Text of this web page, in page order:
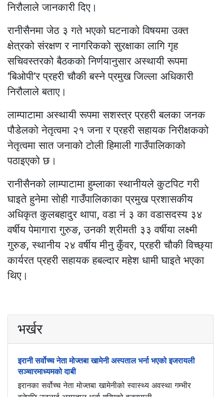
निरौलाले जानकारी दिए।
रानीसैनमा जेठ ३ गते भएको घटनाको विषयमा उक्त
क्षेत्रको संरक्षण र नागरिकको सुरक्षाका लागि गृह
सचिवस्तरको बैठकको निर्णयानुसार अस्थायी रूपमा
‘बिओपी’र प्रहरी चौकी बस्ने प्रमुख जिल्ला अधिकारी
निरौलाले बताए।
लाम्पाटामा अस्थायी रूपमा सशस्त्र प्रहरी बलका जनक
पौडेलको नेतृत्वमा २१ जना र प्रहरी सहायक निरीक्षकको
नेतृत्वमा सात जनाको टोली हिमाली गाउँपालिकाको
पठाइएको छ।
रानीसैनको लाम्पाटामा हुम्लाका स्थानीयले कुटपिट गरी
घाइते हुनेमा सोही गाउँपालिकाका प्रमुख प्रशासकीय
अधिकृत कुलबहादुर थापा, वडा नं ३ का वडासदस्य ३४
वर्षीय पेमागारा गुरुङ, उनकी श्रीमती ३३ वर्षीया लक्ष्मी
गुरुङ, स्थानीय २४ वर्षीय मीनु कुँवर, प्रहरी चौकी विच्छ्या
कार्यरत प्रहरी सहायक हबल्दार महेश धामी घाइते भएका
थिए।
भर्खर
इरानी सर्वोच्च नेता मोज्तबा खामेनी अस्पताल भर्ना भएको इजरायली
सञ्चारमाध्यमको दाबी
इरानका सर्वोच्च नेता मोज्तबा खामेनीको स्वास्थ्य अवस्था गम्भीर